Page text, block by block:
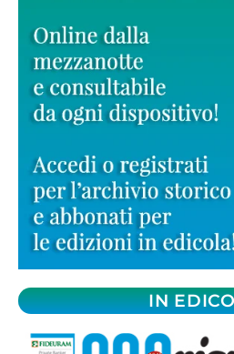
IN